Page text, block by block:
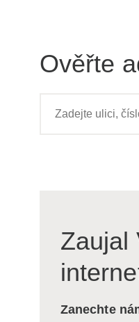
Ověřte
Zaujal
Zanechte